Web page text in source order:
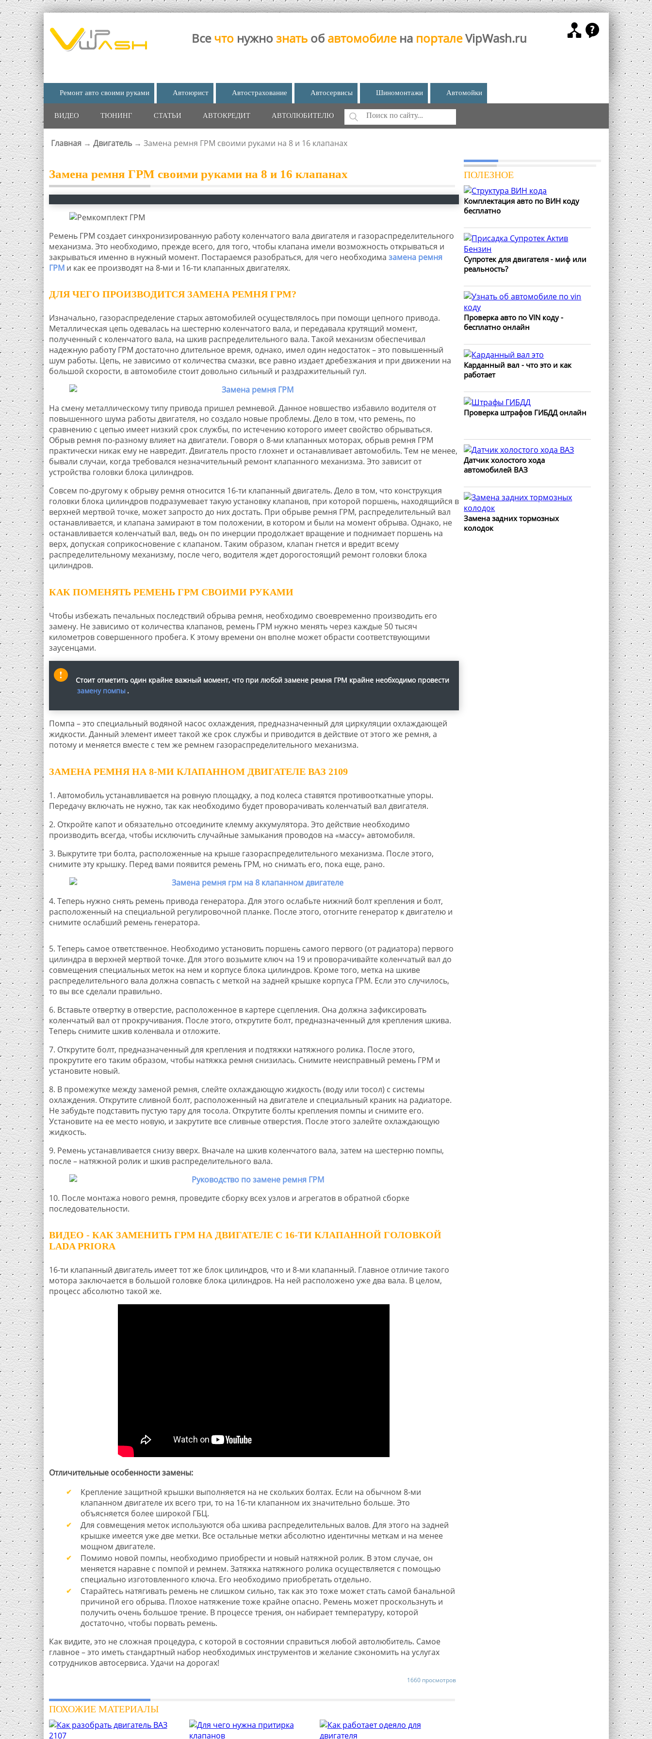
Все что нужно знать об автомобиле на порталеVipWash.ru
Ремонт авто своими руками Автоюрист Автострахование Автосервисы Шиномонтажи Автомойки
ВИДЕО ТЮНИНГ СТАТЬИ АВТОКРЕДИТ АВТОЛЮБИТЕЛЮ
ФОРМА ПОИСКА
Поиск
ВЫ ЗДЕСЬ
Главная → Двигатель → Замена ремня ГРМ своими руками на 8 и 16 клапанах
Замена ремня ГРМ своими руками на 8 и 16 клапанах
Ремень ГРМ создает синхронизированную работу коленчатого вала двигателя и газораспределительного
механизма. Это необходимо, прежде всего, для того, чтобы клапана имели возможность открываться и
закрываться именно в нужный момент. Постараемся разобраться, для чего необходима замена ремня
ГРМи как ее производят на 8-ми и 16-ти клапанных двигателях.
ДЛЯ ЧЕГО ПРОИЗВОДИТСЯ ЗАМЕНА РЕМНЯ ГРМ?
Изначально, газораспределение старых автомобилей осуществлялось при помощи цепного привода.
Металлическая цепь одевалась на шестерню коленчатого вала, и передавала крутящий момент,
полученный с коленчатого вала, на шкив распределительного вала. Такой механизм обеспечивал
надежную работу ГРМ достаточно длительное время, однако, имел один недостаток – это повышенный
шум работы. Цепь, не зависимо от количества смазки, все равно издает дребезжания и при движении на
большой скорости, в автомобиле стоит довольно сильный и раздражительный гул.
На смену металлическому типу привода пришел ремневой. Данное новшество избавило водителя от
повышенного шума работы двигателя, но создало новые проблемы. Дело в том, что ремень, по
сравнению с цепью имеет низкий срок службы, по истечению которого имеет свойство обрываться.
Обрыв ремня по-разному влияет на двигатели. Говоря о 8-ми клапанных моторах, обрыв ремня ГРМ
практически никак ему не навредит. Двигатель просто глохнет и останавливает автомобиль. Тем не менее,
бывали случаи, когда требовался незначительный ремонт клапанного механизма. Это зависит от
устройства головки блока цилиндров.
Совсем по-другому к обрыву ремня относится 16-ти клапанный двигатель. Дело в том, что конструкция
головки блока цилиндров подразумевает такую установку клапанов, при которой поршень, находящийся в
верхней мертвой точке, может запросто до них достать. При обрыве ремня ГРМ, распределительный вал
останавливается, и клапана замирают в том положении, в котором и были на момент обрыва. Однако, не
останавливается коленчатый вал, ведь он по инерции продолжает вращение и поднимает поршень на
верх, допуская соприкосновение с клапаном. Таким образом, клапан гнется и вредит всему
распределительному механизму, после чего, водителя ждет дорогостоящий ремонт головки блока
цилиндров.
КАК ПОМЕНЯТЬ РЕМЕНЬ ГРМ СВОИМИ РУКАМИ
Чтобы избежать печальных последствий обрыва ремня, необходимо своевременно производить его
замену. Не зависимо от количества клапанов, ремень ГРМ нужно менять через каждые 50 тысяч
километров совершенного пробега. К этому времени он вполне может обрасти соответствующими
заусенцами.
Стоит отметить один крайне важный момент, что при любой замене ремня ГРМ крайне необходимо провести
замену помпы .
Помпа – это специальный водяной насос охлаждения, предназначенный для циркуляции охлаждающей
жидкости. Данный элемент имеет такой же срок службы и приводится в действие от этого же ремня, а
потому и меняется вместе с тем же ремнем газораспределительного механизма.
ЗАМЕНА РЕМНЯ НА 8-МИ КЛАПАННОМ ДВИГАТЕЛЕ ВАЗ 2109
1. Автомобиль устанавливается на ровную площадку, а под колеса ставятся противооткатные упоры.
Передачу включать не нужно, так как необходимо будет проворачивать коленчатый вал двигателя.
2. Откройте капот и обязательно отсоедините клемму аккумулятора. Это действие необходимо
производить всегда, чтобы исключить случайные замыкания проводов на «массу» автомобиля.
3. Выкрутите три болта, расположенные на крыше газораспределительного механизма. После этого,
снимите эту крышку. Перед вами появится ремень ГРМ, но снимать его, пока еще, рано.
4. Теперь нужно снять ремень привода генератора. Для этого ослабьте нижний болт крепления и болт,
расположенный на специальной регулировочной планке. После этого, отогните генератор к двигателю и
снимите ослабший ремень генератора.
5. Теперь самое ответственное. Необходимо установить поршень самого первого (от радиатора) первого
цилиндра в верхней мертвой точке. Для этого возьмите ключ на 19 и проворачивайте коленчатый вал до
совмещения специальных меток на нем и корпусе блока цилиндров. Кроме того, метка на шкиве
распределительного вала должна совпасть с меткой на задней крышке корпуса ГРМ. Если это случилось,
то вы все сделали правильно.
6. Вставьте отвертку в отверстие, расположенное в картере сцепления. Она должна зафиксировать
коленчатый вал от прокручивания. После этого, открутите болт, предназначенный для крепления шкива.
Теперь снимите шкив коленвала и отложите.
7. Открутите болт, предназначенный для крепления и подтяжки натяжного ролика. После этого,
прокрутите его таким образом, чтобы натяжка ремня снизилась. Снимите неисправный ремень ГРМ и
установите новый.
8. В промежутке между заменой ремня, слейте охлаждающую жидкость (воду или тосол) с системы
охлаждения. Открутите сливной болт, расположенный на двигателе и специальный краник на радиаторе.
Не забудьте подставить пустую тару для тосола. Открутите болты крепления помпы и снимите его.
Установите на ее место новую, и закрутите все сливные отверстия. После этого залейте охлаждающую
жидкость.
9. Ремень устанавливается снизу вверх. Вначале на шкив коленчатого вала, затем на шестерню помпы,
после – натяжной ролик и шкив распределительного вала.
10. После монтажа нового ремня, проведите сборку всех узлов и агрегатов в обратной сборке
последовательности.
ВИДЕО - КАК ЗАМЕНИТЬ ГРМ НА ДВИГАТЕЛЕ С 16-ТИ КЛАПАННОЙ ГОЛОВКОЙ
LADA PRIORA
16-ти клапанный двигатель имеет тот же блок цилиндров, что и 8-ми клапанный. Главное отличие такого
мотора заключается в большой головке блока цилиндров. На ней расположено уже два вала. В целом,
процесс абсолютно такой же.
Отличительные особенности замены:
Крепление защитной крышки выполняется на не скольких болтах. Если на обычном 8-ми
клапанном двигателе их всего три, то на 16-ти клапанном их значительно больше. Это
объясняется более широкой ГБЦ.
Для совмещения меток используются оба шкива распределительных валов. Для этого на задней
крышке имеется уже две метки. Все остальные метки абсолютно идентичны меткам и на менее
мощном двигателе.
Помимо новой помпы, необходимо приобрести и новый натяжной ролик. В этом случае, он
меняется наравне с помпой и ремнем. Затяжка натяжного ролика осуществляется с помощью
специально изготовленного ключа. Его необходимо приобретать отдельно.
Старайтесь натягивать ремень не слишком сильно, так как это тоже может стать самой банальной
причиной его обрыва. Плохое натяжение тоже крайне опасно. Ремень может проскользнуть и
получить очень большое трение. В процессе трения, он набирает температуру, которой
достаточно, чтобы порвать ремень.
Как видите, это не сложная процедура, с которой в состоянии справиться любой автолюбитель. Самое
главное – это иметь стандартный набор необходимых инструментов и желание сэкономить на услугах
сотрудников автосервиса. Удачи на дорогах!
1660 просмотров
ПОХОЖИЕ МАТЕРИАЛЫ
ПОЛЕЗНОЕ
Комплектация авто по ВИН коду
бесплатно
Супротек для двигателя - миф или
реальность?
Проверка авто по VIN коду -
бесплатно онлайн
Карданный вал - что это и как
работает
Проверка штрафов ГИБДД онлайн
Датчик холостого хода
автомобилей ВАЗ
Замена задних тормозных
колодок